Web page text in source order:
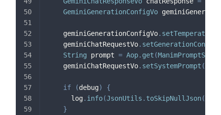
GeminiGenerationConfigVo
    geminiGenerationConfigVo
. setTemperature
    geminiChatRequestVo
. setGenerationConfig
String prompt = Aop. get (
    geminiChatRequestVo
. setSystemPrompt (
if (debug)
{
      log
. info(JsonUtils . toSkipNullJson(
}